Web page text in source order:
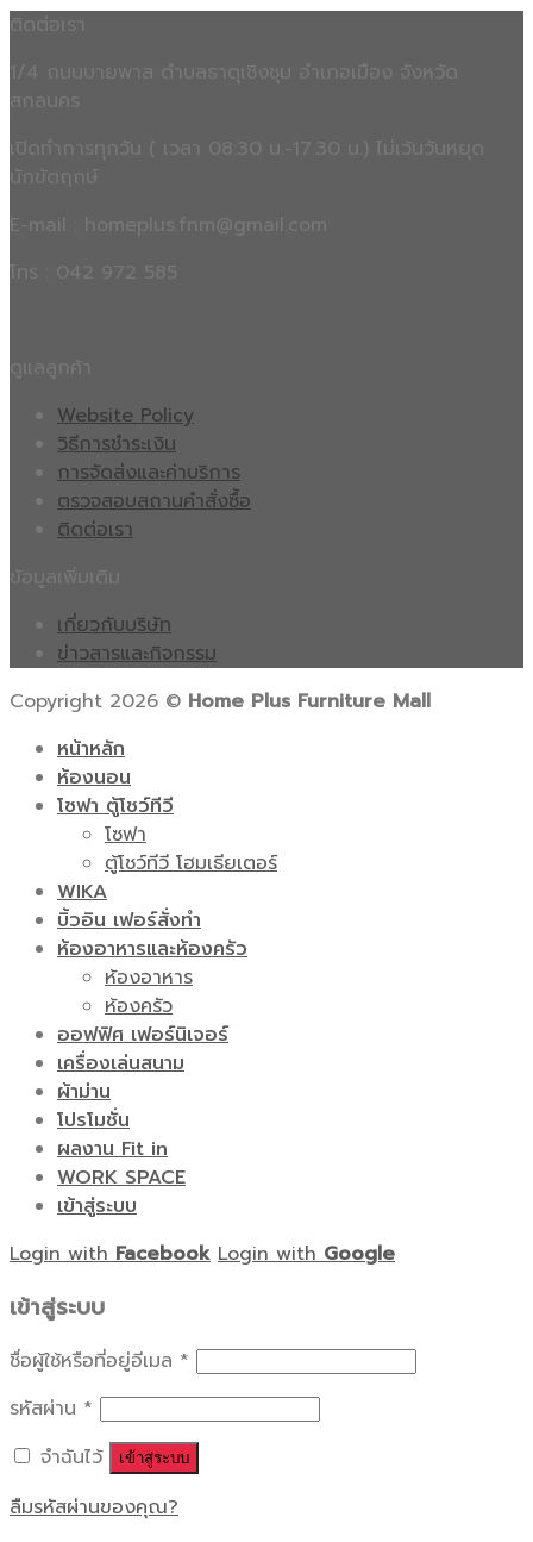
1/4 ถนนบายพาส ตำบลธาตุเชิงชุม อำเภอเมือง จังหวัด
เปิดทำการทุกวัน ( เวลา 08:30 น.-17.30 น.) ไม่เว้นวันหยุด
E-mail : homeplus.fnm@gmail.com
โทร : 042 972 585
Website Policy
วิธีการชำระเงิน
การจัดส่งและค่าบริการ
ตรวจสอบสถานคำสั่งซื้อ
ติดต่อเรา
เกี่ยวกับบริษัท
ข่าวสารและกิจกรรม
Copyright 2026 © Home Plus Furniture Mall
หน้าหลัก
ห้องนอน
โซฟา ตู้โชว์ทีวี
โซฟา
ตู้โชว์ทีวี โฮมเธียเตอร์
WIKA
บิ้วอิน เฟอร์สั่งทำ
ห้องอาหารและห้องครัว
ห้องอาหาร
ห้องครัว
ออฟฟิศ เฟอร์นิเจอร์
เครื่องเล่นสนาม
ผ้าม่าน
โปรโมชั่น
ผลงาน Fit in
WORK SPACE
เข้าสู่ระบบ
Login withFacebook Login withGoogle
เข้าสู่ระบบ
ชื่อผู้ใช้หรือที่อยู่อีเมล *
รหัสผ่าน *
จำฉันไว้
เข้าสู่ระบบ
ลืมรหัสผ่านของคุณ?